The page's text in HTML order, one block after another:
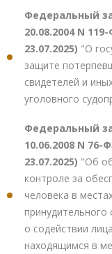
Федеральный
20.08.2004 N
23.07.2025) "О
защите
свидетелей и
уголовного
Федеральный
10.06.2008 N 76-
23.07.2025) "Об
контроле за
человека в
о содействии
находящимся в